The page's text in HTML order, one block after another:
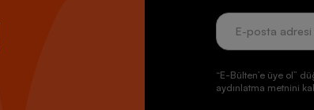
“E-Bülten’e üye ol”
aydınlatma metnini